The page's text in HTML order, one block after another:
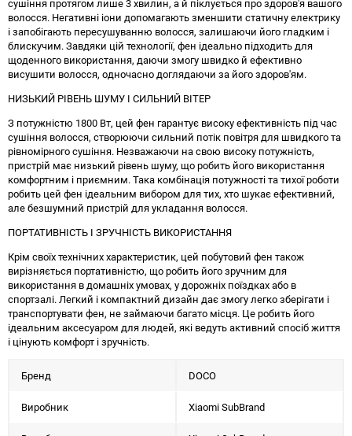
сушіння протягом лише 3 хвилин, а й піклується про здоров'я вашого
волосся. Негативні іони допомагають зменшити статичну електрику
і запобігають пересушуванню волосся, залишаючи його гладким і
блискучим. Завдяки цій технології, фен ідеально підходить для
щоденного використання, даючи змогу швидко й ефективно
висушити волосся, одночасно доглядаючи за його здоров'ям.
НИЗЬКИЙ РІВЕНЬ ШУМУ І СИЛЬНИЙ ВІТЕР
З потужністю 1800 Вт, цей фен гарантує високу ефективність під час
сушіння волосся, створюючи сильний потік повітря для швидкого та
рівномірного сушіння. Незважаючи на свою високу потужність,
пристрій має низький рівень шуму, що робить його використання
комфортним і приємним. Така комбінація потужності та тихої роботи
робить цей фен ідеальним вибором для тих, хто шукає ефективний,
але безшумний пристрій для укладання волосся.
ПОРТАТИВНІСТЬ І ЗРУЧНІСТЬ ВИКОРИСТАННЯ
Крім своїх технічних характеристик, цей побутовий фен також
вирізняється портативністю, що робить його зручним для
використання в домашніх умовах, у дорожніх поїздках або в
спортзалі. Легкий і компактний дизайн дає змогу легко зберігати і
транспортувати фен, не займаючи багато місця. Це робить його
ідеальним аксесуаром для людей, які ведуть активний спосіб життя
і цінують комфорт і зручність.
Бренд DOCO
Виробник Xiaomi SubBrand